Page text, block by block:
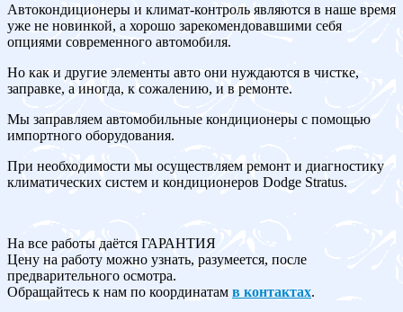
Автокондиционеры и климат-контроль являются в наше время
уже не новинкой, а хорошо зарекомендовавшими себя
опциями современного автомобиля.
Но как и другие элементы авто они нуждаются в чистке,
заправке, а иногда, к сожалению, и в ремонте.
Мы заправляем автомобильные кондиционеры с помощью
импортного оборудования.
При необходимости мы осуществляем ремонт и диагностику
климатических систем и кондиционеров Dodge Stratus.
На все работы даётся ГАРАНТИЯ
Цену на работу можно узнать, разумеется, после
предварительного осмотра.
Обращайтесь к нам по координатам в контактах.